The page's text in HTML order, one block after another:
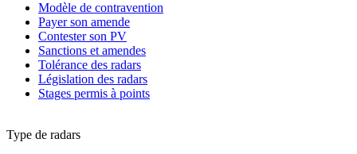
Modèle de contravention
Payer son amende
Contester son PV
Sanctions et amendes
Tolérance des radars
Législation des radars
Stages permis à points
Type de radars